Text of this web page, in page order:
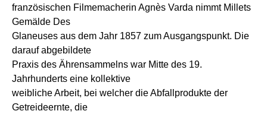
französischen Filmemacherin Agnès Varda nimmt Millets
Gemälde Des
Glaneuses aus dem Jahr 1857 zum Ausgangspunkt. Die
darauf abgebildete
Praxis des Ährensammelns war Mitte des 19.
Jahrhunderts eine kollektive
weibliche Arbeit, bei welcher die Abfallprodukte der
Getreideernte, die